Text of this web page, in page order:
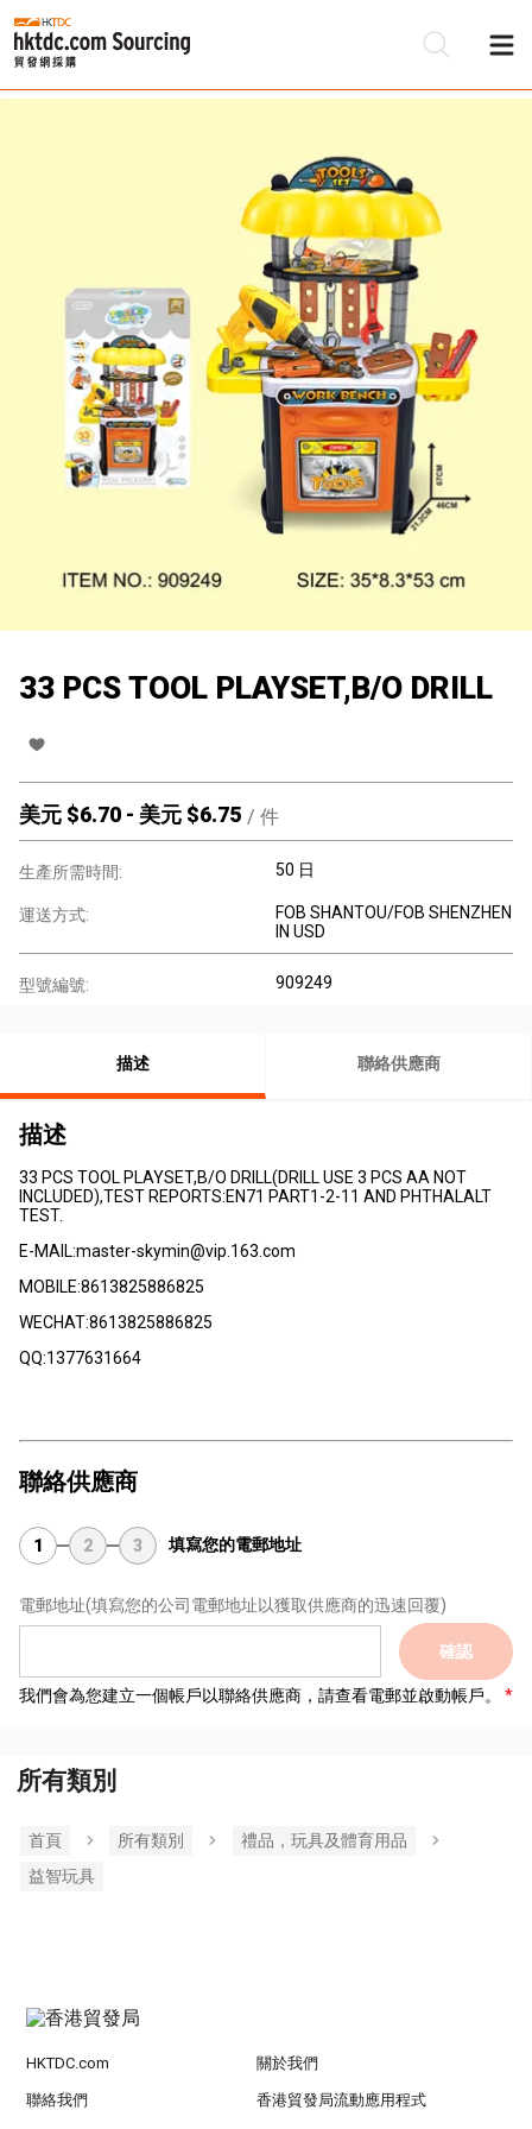
33 PCS TOOL PLAYSET,B/O DRILL
美元 $6.70 - 美元 $6.75 / 件
生產所需時間: 50 日
運送方式:
FOB SHANTOU/FOB SHENZHEN
IN USD
型號編號: 909249
描述 聯絡供應商
描述
33 PCS TOOL PLAYSET,B/O DRILL(DRILL USE 3 PCS AA NOT
INCLUDED),TEST REPORTS:EN71 PART1-2-11 AND PHTHALALT
TEST.
E-MAIL:master-skymin@vip.163.com
MOBILE:8613825886825
WECHAT:8613825886825
QQ:1377631664
聯絡供應商
1 2 3 填寫您的電郵地址
電郵地址(填寫您的公司電郵地址以獲取供應商的迅速回覆)
確認
我們會為您建立一個帳戶以聯絡供應商，請查看電郵並啟動帳戶。
所有類別
首頁 所有類別
禮品，玩具及體育用品
益智玩具
HKTDC.com 關於我們
聯絡我們 香港貿發局流動應用程式